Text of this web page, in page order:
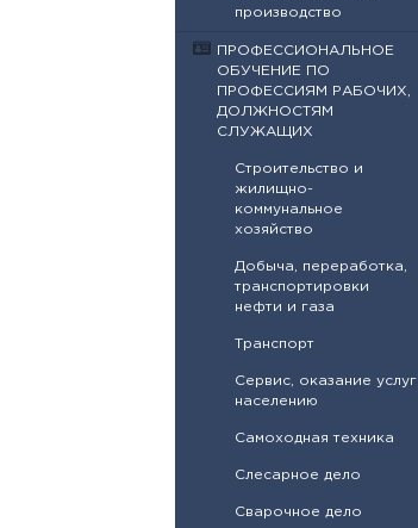
производство
ПРОФЕССИОНАЛЬНОЕ
ОБУЧЕНИЕ ПО
ПРОФЕССИЯМ РАБОЧИХ,
ДОЛЖНОСТЯМ
СЛУЖАЩИХ
Строительство и
жилищно-
коммунальное
хозяйство
Добыча, переработка,
транспортировки
нефти и газа
Транспорт
Сервис, оказание услуг
населению
Самоходная техника
Слесарное дело
Сварочное дело